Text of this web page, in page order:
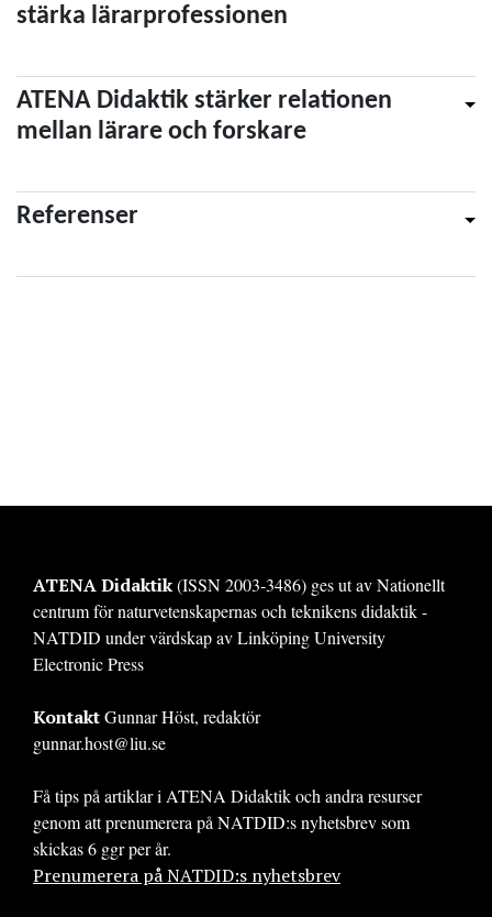
stärka lärarprofessionen
ATENA Didaktik stärker relationen
mellan lärare och forskare
Referenser
ATENA Didaktik(ISSN 2003-3486) ges ut av Nationellt
centrum för naturvetenskapernas och teknikens didaktik -
NATDID under värdskap av Linköping University
Electronic Press
KontaktGunnar Höst, redaktör
gunnar.host@liu.se
Få tips på artiklar i ATENA Didaktik och andra resurser
genom att prenumerera på NATDID:s nyhetsbrev som
skickas 6 ggr per år.
Prenumerera på NATDID:s nyhetsbrev